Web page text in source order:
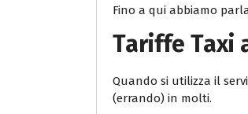
Fino a qui abbiamo
Tariffe Taxi
Quando si utilizza il
(errando) in molti.